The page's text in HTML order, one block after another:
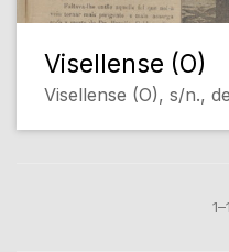
Visellense (O)
Visellense (O), s/n.,